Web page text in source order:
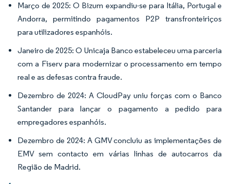
Março de 2025: O Bizum expandiu-se para Itália, Portugal e
Andorra, permitindo pagamentos P2P transfronteiriços
para utilizadores espanhóis.
Janeiro de 2025: O Unicaja Banco estabeleceu uma parceria
com a Fiserv para modernizar o processamento em tempo
real e as defesas contra fraude.
Dezembro de 2024: A CloudPay uniu forças com o Banco
Santander para lançar o pagamento a pedido para
empregadores espanhóis.
Dezembro de 2024: A GMV concluiu as implementações de
EMV sem contacto em várias linhas de autocarros da
Região de Madrid.